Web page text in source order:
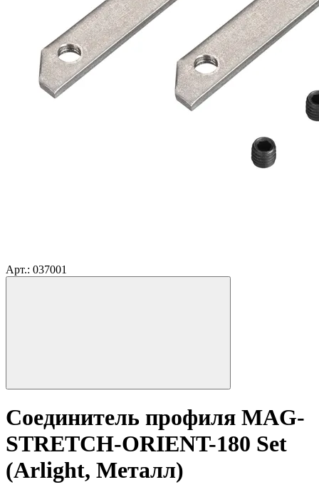
Арт.: 037001
Соединитель профиля MAG-
STRETCH-ORIENT-180 Set
(Arlight, Металл)